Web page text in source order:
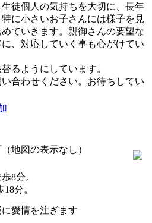
徒個人の気持ちを大切に、長年
に小さいお子さんには様子を見
ていきます。親御さんの要望な
、対応していく事も心がけてい
るようにしています。
合わせください。お待ちしてい
地図の表示なし）
8分。
分。
愛情を注ぎます